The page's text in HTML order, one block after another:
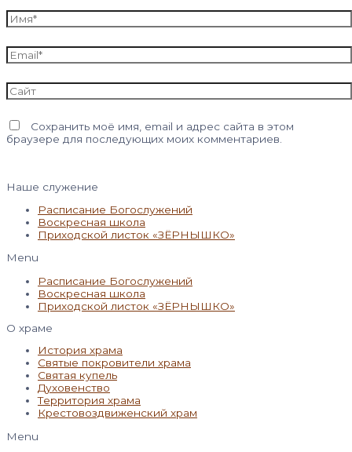
Имя*
Email*
Сайт
Сохранить моё имя, email и адрес сайта в этом
браузере для последующих моих комментариев.
Наше служение
Расписание Богослужений
Воскресная школа
Приходской листок «ЗЁРНЫШКО»
Menu
Расписание Богослужений
Воскресная школа
Приходской листок «ЗЁРНЫШКО»
О храме
История храма
Святые покровители храма
Святая купель
Духовенство
Территория храма
Крестовоздвиженский храм
Menu